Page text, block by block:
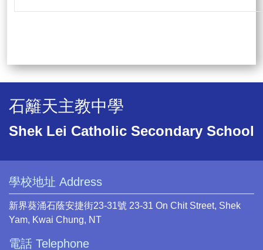
石籬天主教中學
Shek Lei Catholic Secondary School
學校地址 Address
新界葵涌石蔭安捷街23-31號 23-31 On Chit Street, Shek
Yam, Kwai Chung, NT
電話 Telephone